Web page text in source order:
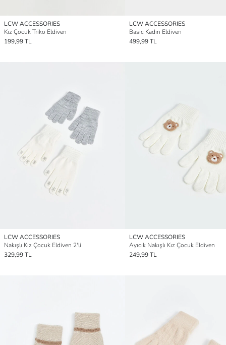
LCW ACCESSORIES
Kız Çocuk Triko Eldiven
199,99 TL
LCW ACCESSORIES
Basic Kadın Eldiven
499,99 TL
LCW ACCESSORIES
Nakışlı Kız Çocuk Eldiven 2'li
329,99 TL
LCW ACCESSORIES
Ayıcık Nakışlı Kız Çocuk Eldiven
249,99 TL